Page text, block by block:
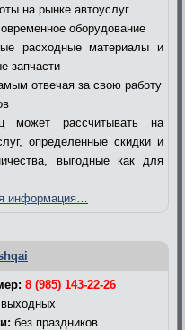
на рынке автоуслуг
оборудование
расходные материалы и
запчасти
отвечая за свою работу
может рассчитывать на
определенные скидки и
выгодные как для
информация…
8 (985) 143-22-26
без праздников